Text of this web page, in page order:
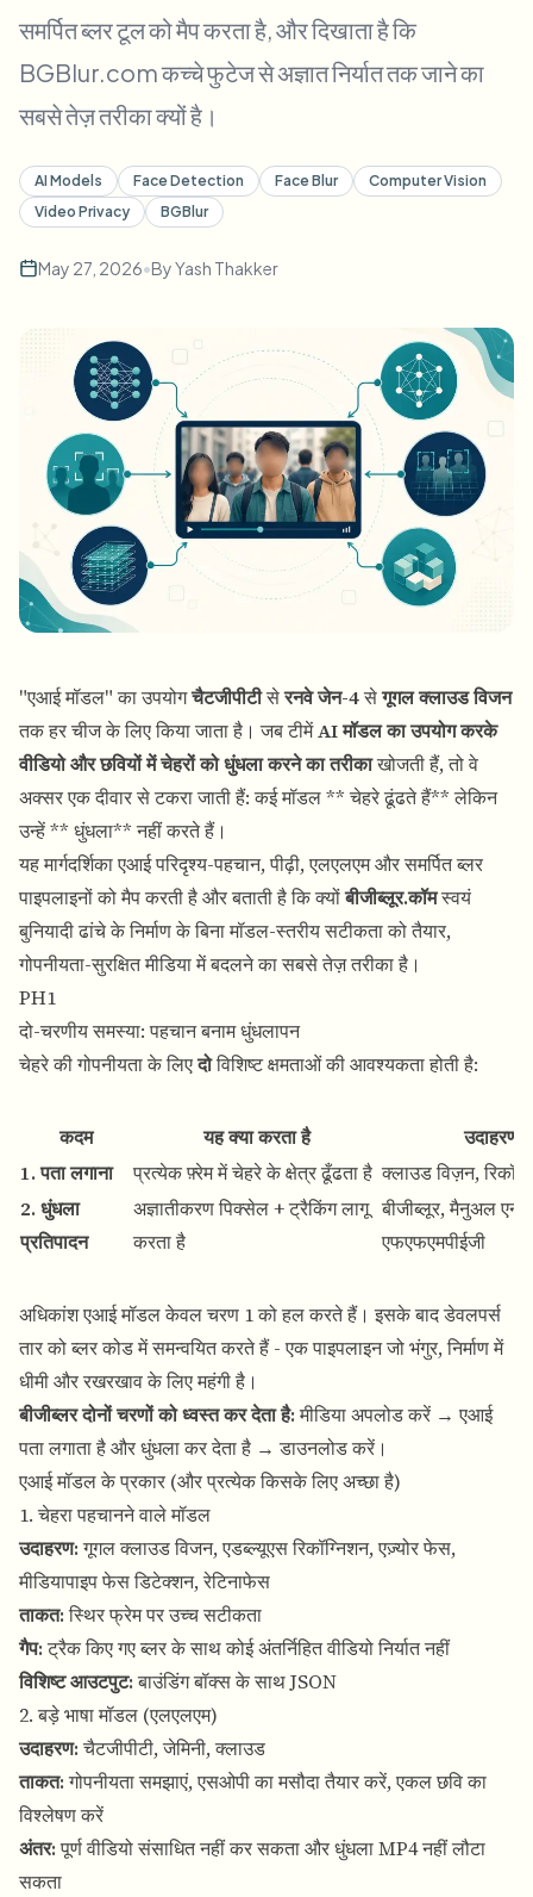
फेस स्वैप - वीडियो
वीडियो इंटेलिजेंस
बल्क वीडियो ब्लर
एक साथ कई वीडियो प्रोसेस करें
बल्क चेहरा ब्लर
हाई-थ्रूपुट पाइपलाइन
कुछ भी ब्लर करें
एंटरप्राइज़ ज़ोन, नीतियां और समीक्षा
API और SDK
अपलोड, जॉब्स और वेबहुक ऑटोमेट करें
संपर्क फ़ॉर्म
वीडियो इंटेलिजेंस
बल्क बैकग्राउंड रिमूवल
समर्पित ब्लर टूल को मैप करता है, और दिखाता है कि
BGBlur.com कच्चे फुटेज से अज्ञात निर्यात तक जाने का
सबसे तेज़ तरीका क्यों है।
AI Models Face Detection Face Blur
Computer Vision
Video Privacy
BGBlur
May 27, 2026•ByYash Thakker
"एआई मॉडल" का उपयोगचैटजीपीटीसेरनवे जेन-4सेगूगल क्लाउड विजन
तक हर चीज के लिए किया जाता है। जब टीमेंAI मॉडल का उपयोग करके
वीडियो और छवियों में चेहरों को धुंधला करने का तरीकाखोजती हैं, तो वे
अक्सर एक दीवार से टकरा जाती हैं: कई मॉडल ** चेहरे ढूंढते हैं** लेकिन
उन्हें ** धुंधला** नहीं करते हैं।
यह मार्गदर्शिका एआई परिदृश्य-पहचान, पीढ़ी, एलएलएम और समर्पित ब्लर
पाइपलाइनों को मैप करती है और बताती है कि क्योंबीजीब्लूर.कॉमस्वयं
बुनियादी ढांचे के निर्माण के बिना मॉडल-स्तरीय सटीकता को तैयार,
गोपनीयता-सुरक्षित मीडिया में बदलने का सबसे तेज़ तरीका है।
PH1
दो-चरणीय समस्या: पहचान बनाम धुंधलापन
चेहरे की गोपनीयता के लिएदोविशिष्ट क्षमताओं की आवश्यकता होती है:
कदम यह क्या करता है
उदाहरण
1. पता लगाना
प्रत्येक फ़्रेम में चेहरे के क्षेत्र ढूँढता है क्लाउड विज़न,
2. धुंधला
प्रतिपादन
अज्ञातीकरण पिक्सेल + ट्रैकिंग लागू
करता है
बीजीब्लूर, मैनुअल
एफएफएमपीईजी
अधिकांश एआई मॉडल केवल चरण 1 को हल करते हैं। इसके बाद डेवलपर्स
तार को ब्लर कोड में समन्वयित करते हैं - एक पाइपलाइन जो भंगुर, निर्माण में
धीमी और रखरखाव के लिए महंगी है।
बीजीब्लर दोनों चरणों को ध्वस्त कर देता है:मीडिया अपलोड करें → एआई
पता लगाता है और धुंधला कर देता है → डाउनलोड करें।
एआई मॉडल के प्रकार (और प्रत्येक किसके लिए अच्छा है)
1. चेहरा पहचानने वाले मॉडल
उदाहरण:गूगल क्लाउड विजन, एडब्ल्यूएस रिकॉग्निशन, एज़्योर फेस,
मीडियापाइप फेस डिटेक्शन, रेटिनाफेस
ताकत:स्थिर फ्रेम पर उच्च सटीकता
गैप:ट्रैक किए गए ब्लर के साथ कोई अंतर्निहित वीडियो निर्यात नहीं
विशिष्ट आउटपुट:बाउंडिंग बॉक्स के साथ JSON
2. बड़े भाषा मॉडल (एलएलएम)
उदाहरण:चैटजीपीटी, जेमिनी, क्लाउड
ताकत:गोपनीयता समझाएं, एसओपी का मसौदा तैयार करें, एकल छवि का
विश्लेषण करें
अंतर:पूर्ण वीडियो संसाधित नहीं कर सकता और धुंधला MP4 नहीं लौटा
सकता